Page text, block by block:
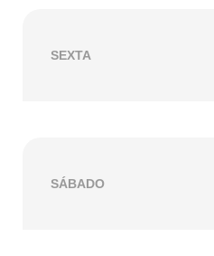
SEXTA
SÁBADO